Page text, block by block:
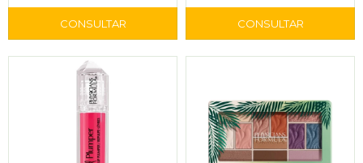
(Light to Medium) -
Physicians
- Physicians